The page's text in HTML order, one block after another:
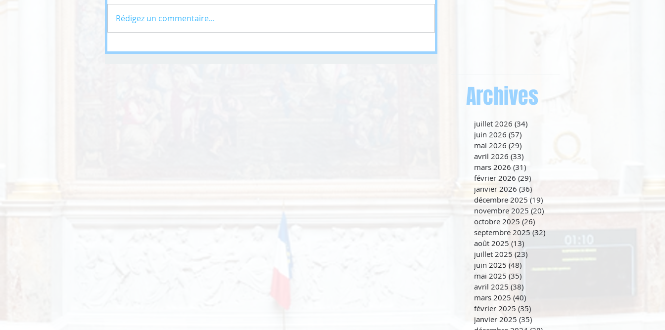
Rédigez un commentaire...
Archives
juillet 2026 (34)
juin 2026 (57)
mai 2026 (29)
avril 2026 (33)
mars 2026 (31)
février 2026 (29)
janvier 2026 (36)
décembre 2025 (19)
novembre 2025 (20)
octobre 2025 (26)
septembre 2025 (32)
août 2025 (13)
juillet 2025 (23)
juin 2025 (48)
mai 2025 (35)
avril 2025 (38)
mars 2025 (40)
février 2025 (35)
janvier 2025 (35)